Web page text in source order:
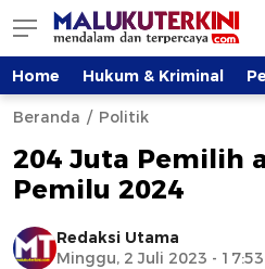
Home Hukum & Kriminal
Beranda Politik
204 Juta Pemilih
Pemilu 2024
Redaksi Utama
Minggu, 2 Juli 2023 -